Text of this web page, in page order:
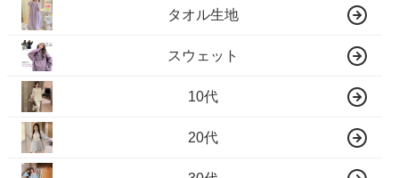
タオル生地
スウェット
10代
20代